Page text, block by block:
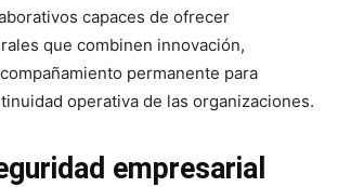
capaces de ofrecer
que combinen innovación,
permanente para
operativa de las organizaciones.
empresarial